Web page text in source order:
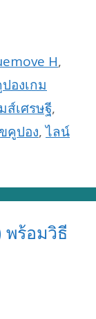
H,
องเกม
ส์เศรษฐี,
คูปอง,ไลน์
พร้อมวิธี